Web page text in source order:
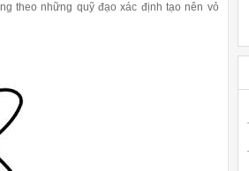
theo những quỹ đạo xác định tạo nên vỏ